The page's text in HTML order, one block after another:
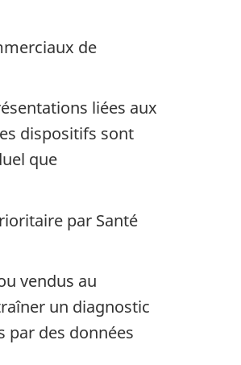
de
liées aux
dispositifs sont
que
par Santé
vendus au
un diagnostic
par des données